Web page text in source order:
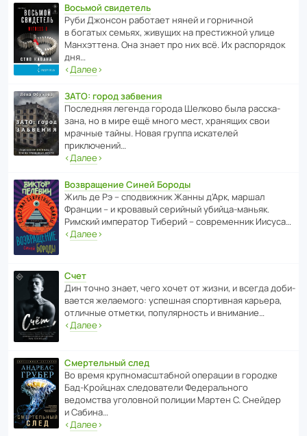
Восьмой свидетель
Руби Джонсон рабо­тает няней и горни­чной
в богатых семьях, живущих на прес­ти­жной улице
Манх­эт­тена. Она знает про них всё. Их распо­рядок
дня…
‹Далее›
ЗАТО: город забвения
После­дняя легенда города Шелково была расска­
зана, но в мире ещё много мест, хранящих свои
мрачные тайны. Новая группа иска­телей
приключений…
‹Далее›
Возвращение Синей Бороды
Жиль де Рэ – спод­ви­жник Жанны д’Арк, маршал
Франции – и кровавый серийный убийца-маньяк.
Римский импе­ратор Тиберий – совре­менник Иисуса…
‹Далее›
Счет
Дин точно знает, чего хочет от жизни, и всегда доби­
ва­ется жела­е­мого: успе­шная спор­ти­вная карьера,
отли­чные отметки, попу­ля­р­ность и внимание…
‹Далее›
Смертельный след
Во время круп­но­мас­ш­та­бной операции в городке
Бад‑Крой­цнах следо­ва­тели Феде­раль­ного
ведомства уголо­вной полиции Мартен С. Снейдер
и Сабина…
‹Далее›